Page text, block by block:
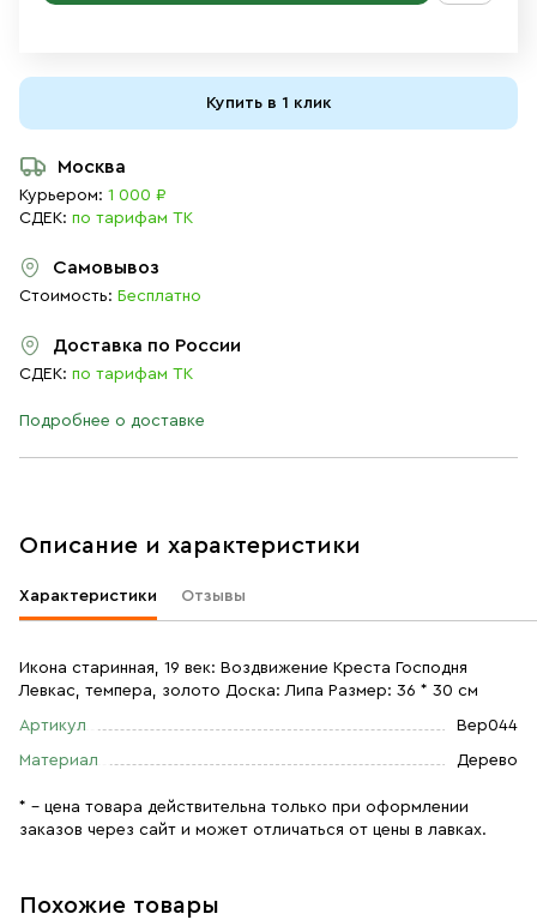
Купить в 1 клик
Москва
Курьером: 1 000 ₽
СДЕК: по тарифам ТК
Самовывоз
Стоимость: Бесплатно
Доставка по России
СДЕК: по тарифам ТК
Подробнее о доставке
Описание и характеристики
Характеристики Отзывы
Икона старинная, 19 век: Воздвижение Креста Господня
Левкас, темпера, золото Доска: Липа Размер: 36 * 30 см
Артикул Вер044
Материал Дерево
* – цена товара действительна только при оформлении
заказов через сайт и может отличаться от цены в лавках.
Похожие товары